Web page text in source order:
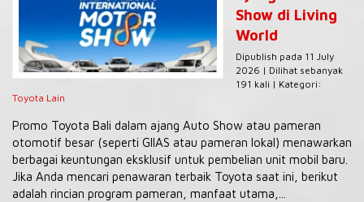
Show di Living
World
Dipublish pada 11 July
2026 | Dilihat sebanyak
191 kali | Kategori:
Toyota Lain
Promo Toyota Bali dalam ajang Auto Show atau pameran
otomotif besar (seperti GIIAS atau pameran lokal) menawarkan
berbagai keuntungan eksklusif untuk pembelian unit mobil baru.
Jika Anda mencari penawaran terbaik Toyota saat ini, berikut
adalah rincian program pameran, manfaat utama,...